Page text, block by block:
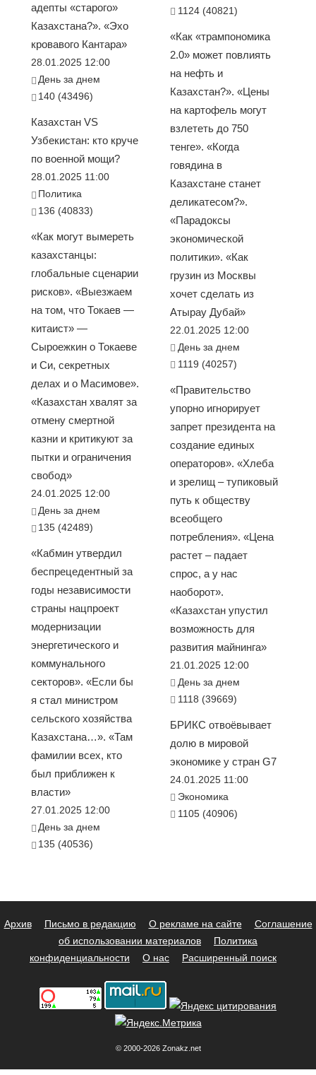
адепты «старого»
Казахстана?». «Эхо
кровавого Кантара»
28.01.2025 12:00
День за днем
140 (43496)
Казахстан VS
Узбекистан: кто круче
по военной мощи?
28.01.2025 11:00
Политика
136 (40833)
«Как могут вымереть
казахстанцы:
глобальные сценарии
рисков». «Выезжаем
на том, что Токаев —
китаист» —
Сыроежкин о Токаеве
и Си, секретных
делах и о Масимове».
«Казахстан хвалят за
отмену смертной
казни и критикуют за
пытки и ограничения
свобод»
24.01.2025 12:00
День за днем
135 (42489)
«Кабмин утвердил
беспрецедентный за
годы независимости
страны нацпроект
модернизации
энергетического и
коммунального
секторов». «Если бы
я стал министром
сельского хозяйства
Казахстана…». «Там
фамилии всех, кто
был приближен к
власти»
27.01.2025 12:00
День за днем
135 (40536)
1124 (40821)
«Как «трампономика
2.0» может повлиять
на нефть и
Казахстан?». «Цены
на картофель могут
взлететь до 750
тенге». «Когда
говядина в
Казахстане станет
деликатесом?».
«Парадоксы
экономической
политики». «Как
грузин из Москвы
хочет сделать из
Атырау Дубай»
22.01.2025 12:00
День за днем
1119 (40257)
«Правительство
упорно игнорирует
запрет президента на
создание единых
операторов». «Хлеба
и зрелищ – тупиковый
путь к обществу
всеобщего
потребления». «Цена
растет – падает
спрос, а у нас
наоборот».
«Казахстан упустил
возможность для
развития майнинга»
21.01.2025 12:00
День за днем
1118 (39669)
БРИКС отвоёвывает
долю в мировой
экономике у стран G7
24.01.2025 11:00
Экономика
1105 (40906)
Архив Письмо в редакцию О рекламе на сайте
Соглашение
об использовании материалов
Политика
конфиденциальности
О нас Расширенный поиск
© 2000-2026 Zonakz.net